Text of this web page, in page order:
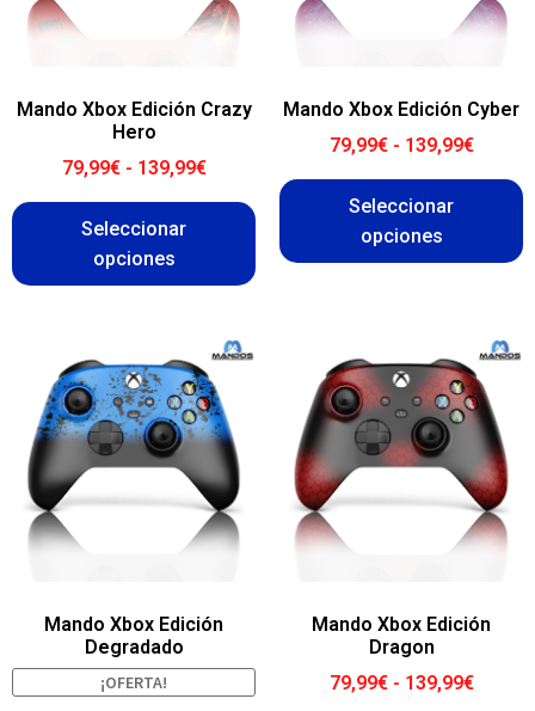
Mando Xbox Edición Crazy
Hero
79,99€ - 139,99€
Seleccionar
opciones
Mando Xbox Edición Cyber
79,99€ - 139,99€
Seleccionar
opciones
Mando Xbox Edición
Degradado
¡OFERTA!
Mando Xbox Edición
Dragon
79,99€ - 139,99€